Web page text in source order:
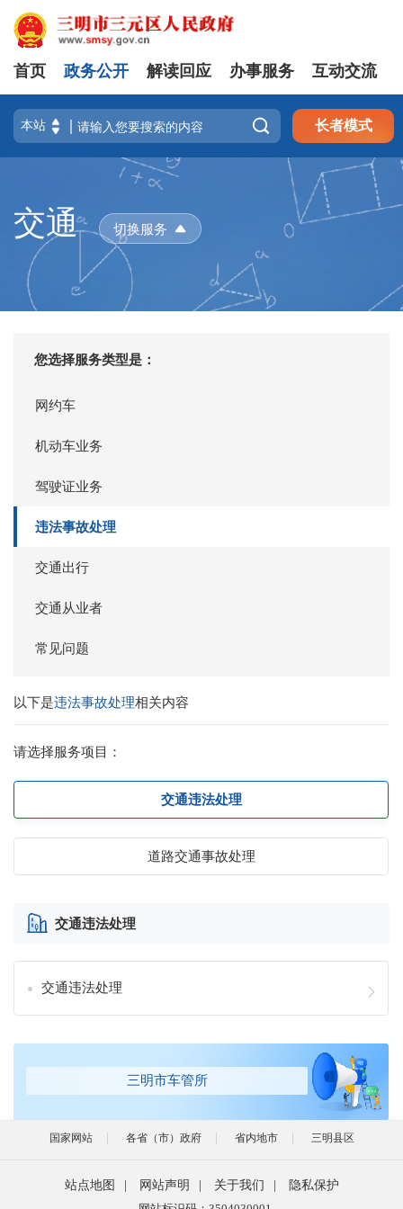
首页 政务公开 解读回应 办事服务 互动交流
 长者模式
交通 切换服务
您选择服务类型是：
网约车
机动车业务
驾驶证业务
违法事故处理
交通出行
交通从业者
常见问题
以下是违法事故处理相关内容
请选择服务项目：
交通违法处理
道路交通事故处理
交通违法处理
交通违法处理
三明市车管所
国家网站 各省（市）政府 省内地市 三明县区
站点地图 | 网站声明 | 关于我们 |
隐私保护